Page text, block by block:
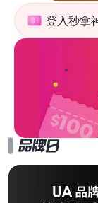
登入秒拿